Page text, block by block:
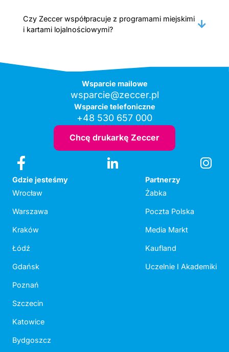
Czy Zeccer współpracuje z programami miejskimi
i kartami lojalnościowymi?
Wsparcie mailowe
wsparcie@zeccer.pl
Wsparcie telefoniczne
+48 530 657 000
Chcę drukarkę Zeccer
Gdzie jesteśmy
Wrocław
Warszawa
Kraków
Łódź
Gdańsk
Poznań
Szczecin
Katowice
Bydgoszcz
Partnerzy
Żabka
Poczta Polska
Media Markt
Kaufland
Uczelnie I Akademiki